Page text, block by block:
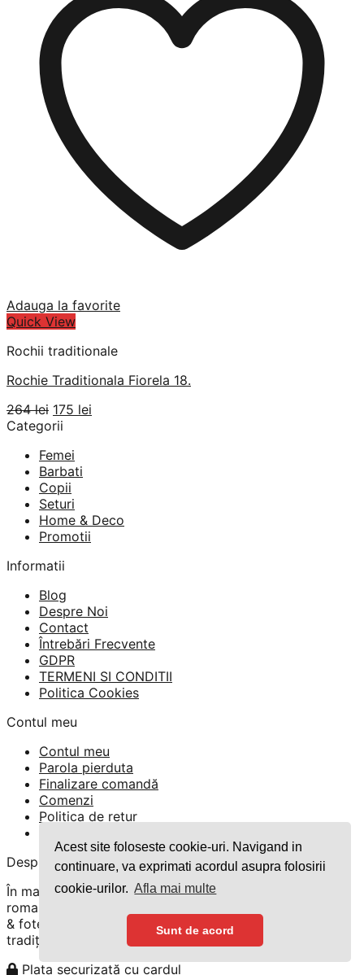
Acest site foloseste cookie-uri. Navigand in
continuare, va exprimati acordul asupra folosirii
cookie-urilor. Afla mai multe
Sunt de acord
Adauga la favorite
Quick View
Rochii traditionale
Rochie Traditionala Fiorela 18.
264lei Prețul
inițial
fost:
264 lei.
175 lei
Categorii
Femei
Barbati
Copii
Seturi
Home & Deco
Promotii
Informatii
Blog
Despre Noi
Contact
Întrebări Frecvente
GDPR
TERMENI SI CONDITII
Politica Cookies
Contul meu
Contul meu
Parola pierduta
Finalizare comandă
Comenzi
Politica de retur
Despre
În magazinul nostru găsiți o gamă variată de ii
romanești, rochii tradiționale, costume românești, veste
& fote. Pentru bărbați vă încântam cu cămași & brâuri
tradiționale.
Plata securizată cu cardul